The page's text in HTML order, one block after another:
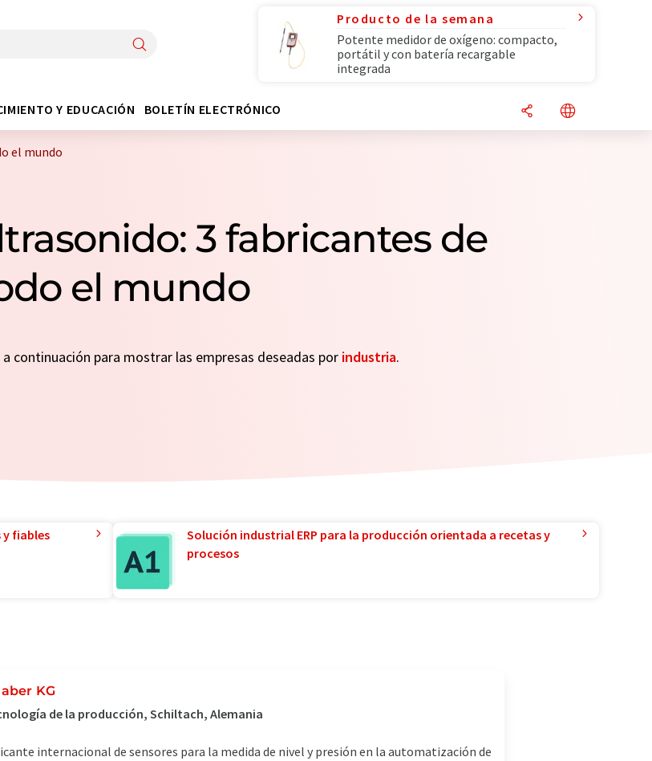
Producto de la semana
Potente medidor de oxígeno: compacto,
portátil y con batería recargable
integrada
Y EDUCACIÓN BOLETÍN ELECTRÓNICO
el mundo
3 fabricantes de
el mundo
continuación para mostrar las empresas deseadas por industria.
fiables
Solución industrial ERP para la producción orientada a recetas y
procesos
KG
de la producción, Schiltach, Alemania
internacional de sensores para la medida de nivel y presión en la automatización de